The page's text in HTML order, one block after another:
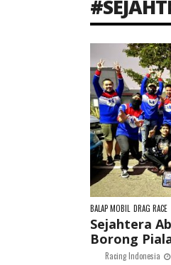
BALAP MOBIL DRAG RACE
Sejahtera
Borong
Racing Indonesia